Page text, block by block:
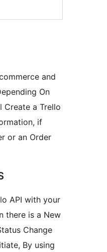
and
On
Create a Trello
if
or an Order
API with your
there is a New
Change
By using